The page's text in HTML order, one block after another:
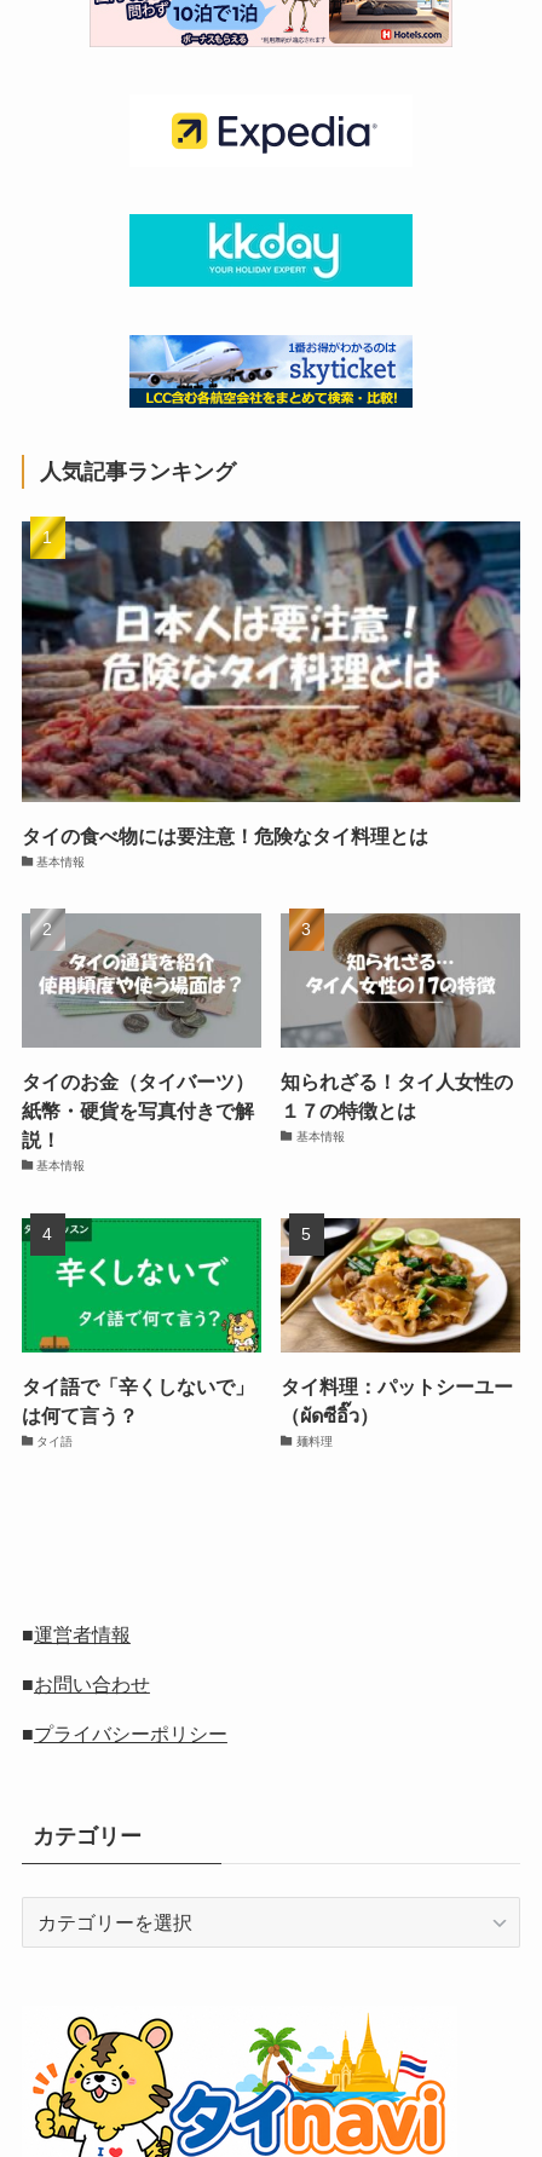
人気記事ランキング
タイの食べ物には要注意！危険なタイ料理とは
基本情報
タイのお金（タイバーツ）
紙幣・硬貨を写真付きで解
説！
基本情報
知られざる！タイ人女性の
１７の特徴とは
基本情報
タイ語で「辛くしないで」
は何て言う？
タイ語
タイ料理：パットシーユー
（ผัดซีอิ๊ว）
麺料理
■運営者情報
■お問い合わせ
■プライバシーポリシー
カテゴリー